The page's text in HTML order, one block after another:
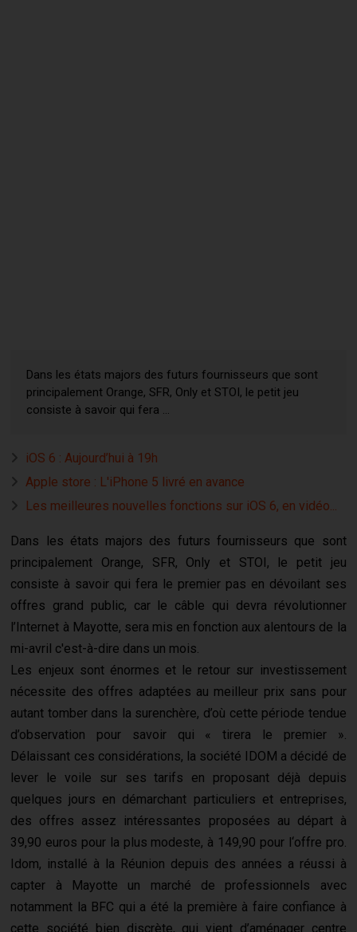
Dans les états majors des futurs fournisseurs que sont
principalement Orange, SFR, Only et STOI, le petit jeu
consiste à savoir qui fera ...
iOS 6 : Aujourd’hui à 19h
Apple store : L'iPhone 5 livré en avance
Les meilleures nouvelles fonctions sur iOS 6, en vidéo...
Dans les états majors des futurs fournisseurs que sont
principalement Orange, SFR, Only et STOI, le petit jeu
consiste à savoir qui fera le premier pas en dévoilant ses
offres grand public, car le câble qui devra révolutionner
l’Internet à Mayotte, sera mis en fonction aux alentours de la
mi-avril c'est-à-dire dans un mois.
Les enjeux sont énormes et le retour sur investissement
nécessite des offres adaptées au meilleur prix sans pour
autant tomber dans la surenchère, d’où cette période tendue
d’observation pour savoir qui « tirera le premier ».
Délaissant ces considérations, la société IDOM a décidé de
lever le voile sur ses tarifs en proposant déjà depuis
quelques jours en démarchant particuliers et entreprises,
des offres assez intéressantes proposées au départ à
39,90 euros pour la plus modeste, à 149,90 pour l‘offre pro.
Idom, installé à la Réunion depuis des années a réussi à
capter à Mayotte un marché de professionnels avec
notamment la BFC qui a été la première à faire confiance à
cette société bien discrète, qui vient d’aménager centre